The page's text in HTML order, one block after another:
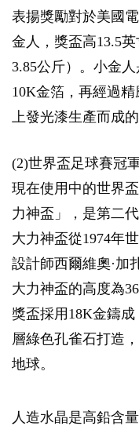
表揚獎勵對於美國
金人，獎盃高13.5
3.85公斤）。小金
10K金箔，再經過
上發光漆生產而成的
(2)世界盃足球賽冠
現在使用中的世界
力神盃」，是第二
大力神盃從1974年
設計師西爾維奧·加
大力神盃的高度為
獎盃採用18K金鑄
層綠色孔雀石打造
地球。
人造水晶是高鉛含